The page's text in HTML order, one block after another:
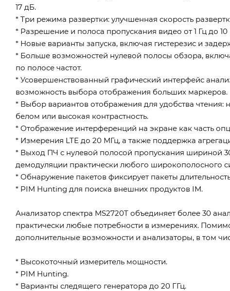
17 дБ.
* Три режима развертки: улучшенная скорость
* Разрешение и полоса пропускания видео от 1 Гц до
* Новые варианты запуска, включая гистерезис и
* Больше возможностей нулевой полосы обзора,
по полосе частот.
* Усовершенствованный графический интерфейс
возможность выбора отображения больших маркеров.
* Выбор вариантов отображения для удобства
белом или высокая контрастность.
* Отображение интерференций на экране как часть
* Измерения LTE до 20 МГц, а также поддержка
* Выход ПЧ с нулевой полосой пропускания шириной
демодуляции практически любого широкополосного
* Обнаружение пакетов фиксирует пакеты
* PIM Hunting для поиска внешних продуктов IM.
Анализатор спектра MS2720T объединяет более 30
практически любые потребности в измерениях.
дополнительные возможности и анализаторы, в том
* Высокоточный измеритель мощности.
* PIM Hunting.
* Варианты следящего генератора до 20 ГГц.